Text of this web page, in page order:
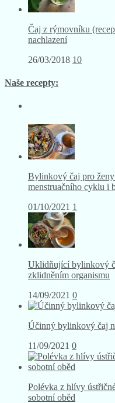
Čaj z rýmovníku
nachlazení
26/03/2018 10
Naše recepty:
Bylinkový čaj pro ženy
menstruačního cyklu i
01/10/2021 1
Uklidňující bylinkový
zklidněním organismu
14/09/2021 0
Účinný bylinkový čaj
11/09/2021 0
Polévka z hlívy
sobotní oběd